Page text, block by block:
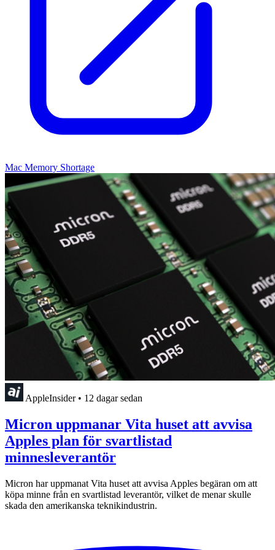
Mac Memory Shortage
AppleInsider • 12 dagar sedan
Micron uppmanar Vita huset att avvisa
Apples plan för svartlistad
minnesleverantör
Micron har uppmanat Vita huset att avvisa Apples begäran om att
köpa minne från en svartlistad leverantör, vilket de menar skulle
skada den amerikanska teknikindustrin.